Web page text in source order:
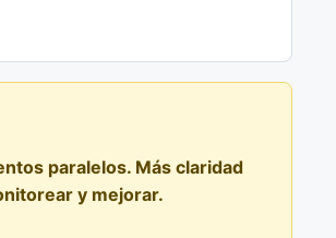
paralelos. Más claridad
y mejorar.